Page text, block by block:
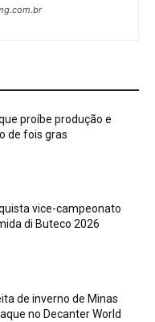
proíbe produção e
de fois gras
vice-campeonato
di Buteco 2026
de inverno de Minas
no Decanter World